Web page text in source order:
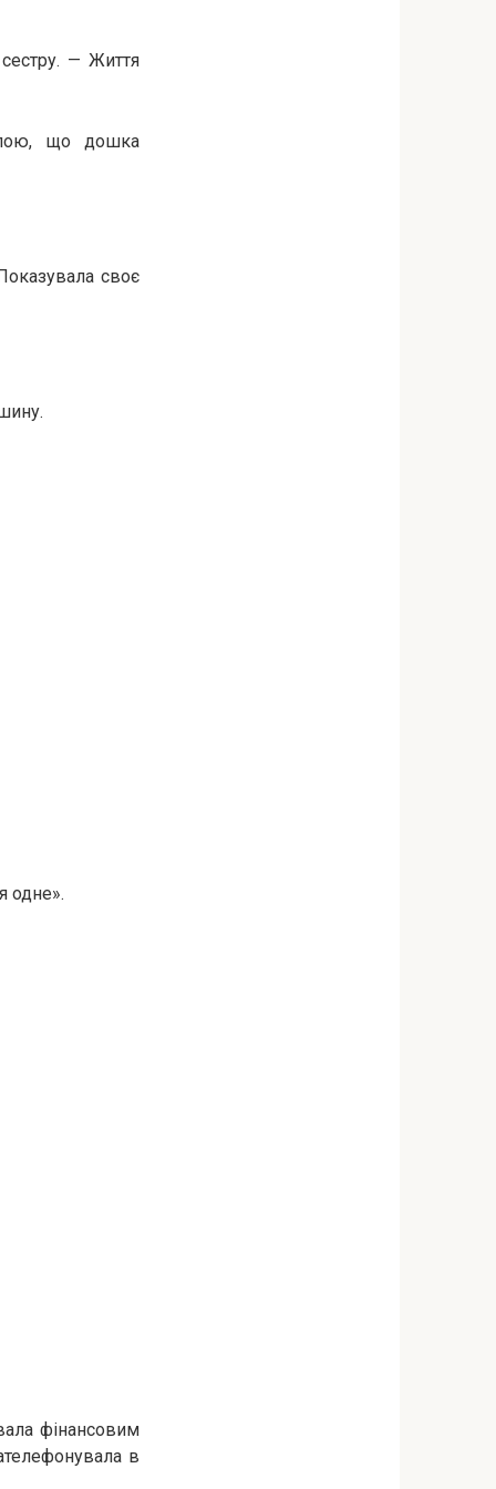
— Життя
що дошка
своє
одне».
фінансовим
в